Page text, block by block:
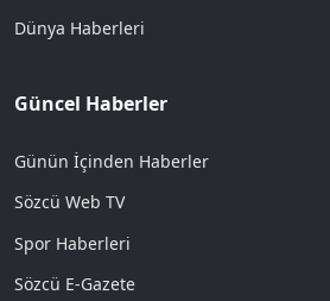
Dünya Haberleri
Güncel Haberler
Günün İçinden Haberler
Sözcü Web TV
Spor Haberleri
Sözcü E-Gazete